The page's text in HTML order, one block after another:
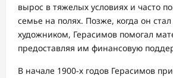
вырос в тяжелых условиях и часто
семье на полях. Позже, когда он
художником, Герасимов помогал
предоставляя им финансовую
В начале 1900-х годов Герасимов